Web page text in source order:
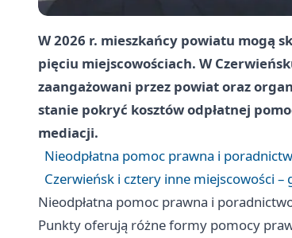
W 2026 r. mieszkańcy powiatu mogą
pięciu miejscowościach. W
zaangażowani przez powiat oraz
stanie pokryć kosztów odpłatnej
mediacji.
Nieodpłatna pomoc prawna i
Czerwieńsk i cztery inne miejscowości
Nieodpłatna pomoc prawna i
Punkty oferują różne formy pomocy